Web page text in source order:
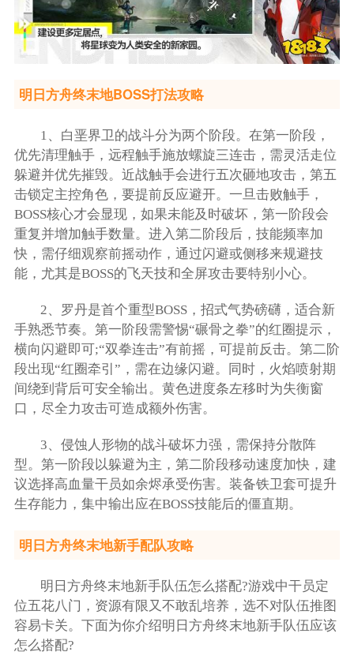
明日方舟终末地BOSS打法攻略
1、白垩界卫的战斗分为两个阶段。在第一阶段，
优先清理触手，远程触手施放螺旋三连击，需灵活走位
躲避并优先摧毁。近战触手会进行五次砸地攻击，第五
击锁定主控角色，要提前反应避开。一旦击败触手，
BOSS核心才会显现，如果未能及时破坏，第一阶段会
重复并增加触手数量。进入第二阶段后，技能频率加
快，需仔细观察前摇动作，通过闪避或侧移来规避技
能，尤其是BOSS的飞天技和全屏攻击要特别小心。
2、罗丹是首个重型BOSS，招式气势磅礴，适合新
手熟悉节奏。第一阶段需警惕“碾骨之拳”的红圈提示，
横向闪避即可;“双拳连击”有前摇，可提前反击。第二阶
段出现“红圈牵引”，需在边缘闪避。同时，火焰喷射期
间绕到背后可安全输出。黄色进度条左移时为失衡窗
口，尽全力攻击可造成额外伤害。
3、侵蚀人形物的战斗破坏力强，需保持分散阵
型。第一阶段以躲避为主，第二阶段移动速度加快，建
议选择高血量干员如余烬承受伤害。装备铁卫套可提升
生存能力，集中输出应在BOSS技能后的僵直期。
明日方舟终末地新手配队攻略
明日方舟终末地新手队伍怎么搭配?游戏中干员定
位五花八门，资源有限又不敢乱培养，选不对队伍推图
容易卡关。下面为你介绍明日方舟终末地新手队伍应该
怎么搭配?